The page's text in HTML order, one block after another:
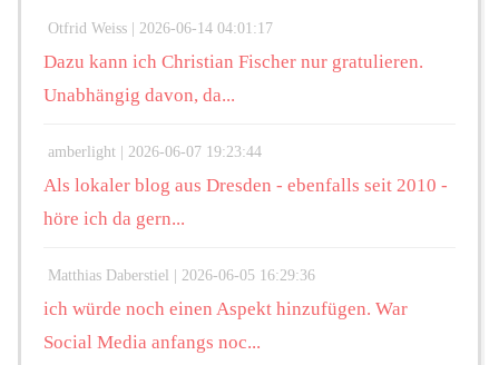
Otfrid Weiss | 2026-06-14 04:01:17
Dazu kann ich Christian Fischer nur gratulieren.
Unabhängig davon, da...
amberlight | 2026-06-07 19:23:44
Als lokaler blog aus Dresden - ebenfalls seit 2010 -
höre ich da gern...
Matthias Daberstiel | 2026-06-05 16:29:36
ich würde noch einen Aspekt hinzufügen. War
Social Media anfangs noc...